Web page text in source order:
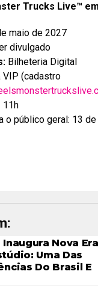
Trucks Live™
maio de 2027
divulgado
Bilheteria Digital
VIP (cadastro
11h
o público geral: 13
Nova Era
Uma Das
Do Brasil E